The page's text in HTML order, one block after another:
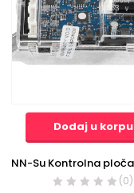
Dodaj u korpu
(0)